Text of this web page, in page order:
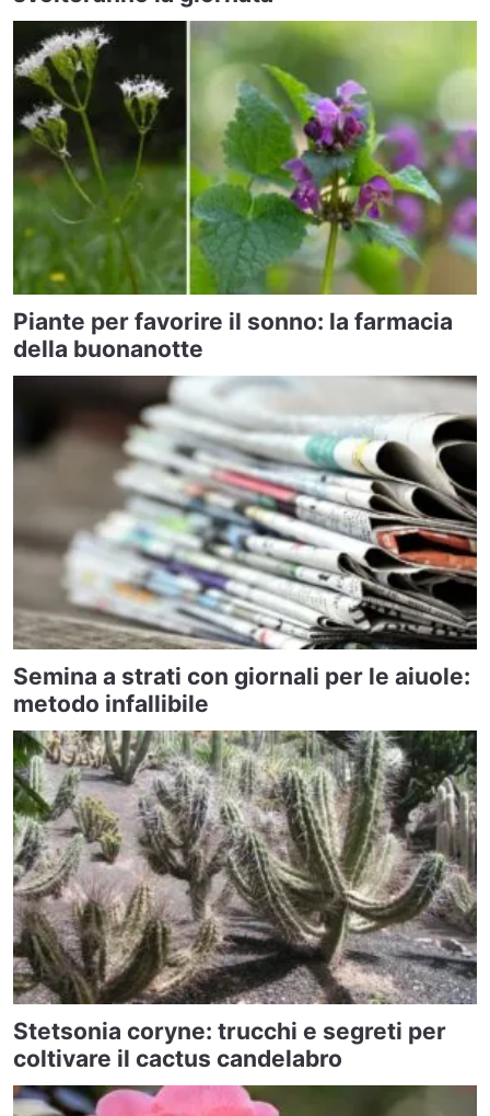
Piante per favorire il sonno: la farmacia
della buonanotte
Semina a strati con giornali per le aiuole:
metodo infallibile
Stetsonia coryne: trucchi e segreti per
coltivare il cactus candelabro